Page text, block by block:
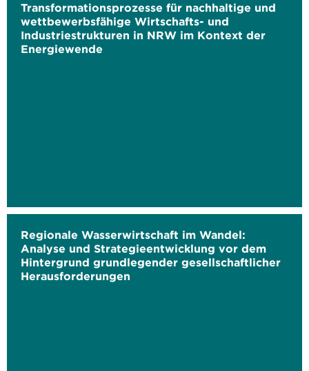
Transformationsprozesse für nachhaltige und
wettbewerbsfähige Wirtschafts- und
Industriestrukturen in NRW im Kontext der
Energiewende
Regionale Wasserwirtschaft im Wandel:
Analyse und Strategieentwicklung vor dem
Hintergrund grundlegender gesellschaftlicher
Herausforderungen